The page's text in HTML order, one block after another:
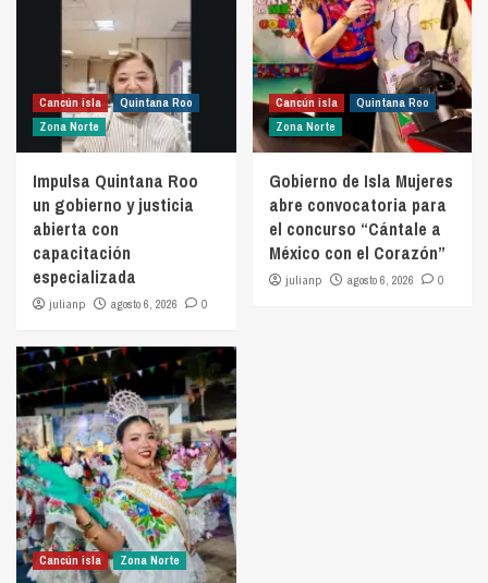
Cancún isla
Quintana Roo
Zona Norte
Impulsa Quintana Roo
un gobierno y justicia
abierta con
capacitación
especializada
julianp agosto 6, 2026 0
Cancún isla
Quintana Roo
Zona Norte
Gobierno de Isla Mujeres
abre convocatoria para
el concurso “Cántale a
México con el Corazón”
julianp agosto 6, 2026 0
Cancún isla Zona Norte